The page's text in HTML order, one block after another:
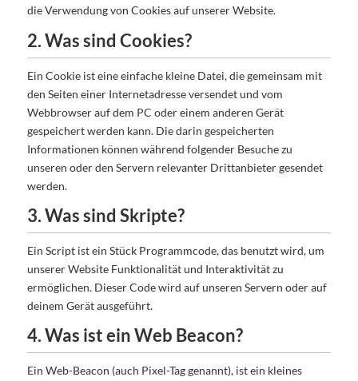
die Verwendung von Cookies auf unserer Website.
2. Was sind Cookies?
Ein Cookie ist eine einfache kleine Datei, die gemeinsam mit
den Seiten einer Internetadresse versendet und vom
Webbrowser auf dem PC oder einem anderen Gerät
gespeichert werden kann. Die darin gespeicherten
Informationen können während folgender Besuche zu
unseren oder den Servern relevanter Drittanbieter gesendet
werden.
3. Was sind Skripte?
Ein Script ist ein Stück Programmcode, das benutzt wird, um
unserer Website Funktionalität und Interaktivität zu
ermöglichen. Dieser Code wird auf unseren Servern oder auf
deinem Gerät ausgeführt.
4. Was ist ein Web Beacon?
Ein Web-Beacon (auch Pixel-Tag genannt), ist ein kleines